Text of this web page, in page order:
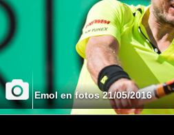
Emol en fotos 21/05/2016